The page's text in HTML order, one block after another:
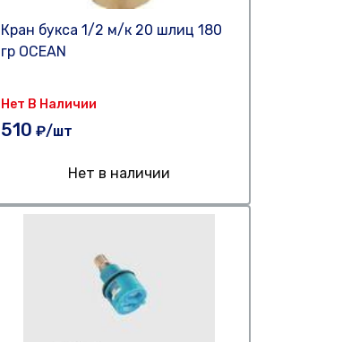
Кран букса 1/2 м/к 20 шлиц 180
гр OCEAN
Нет В Наличии
510 ₽/шт
Нет в наличии